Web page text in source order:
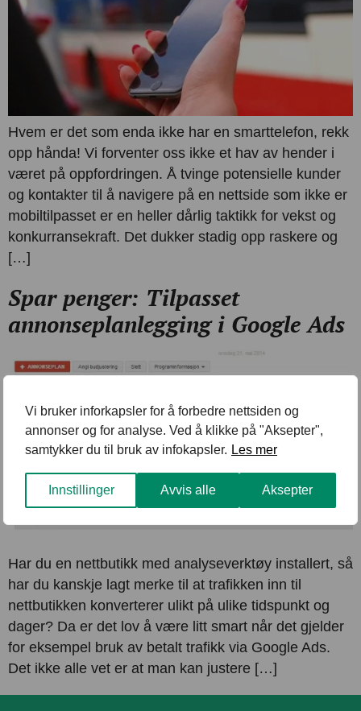
Vi bruker inforkapsler for å forbedre nettsiden og
annonser og for analyse. Ved å klikke på "Aksepter",
samtykker du til bruk av infokapsler. Les mer
Innstillinger Avvis alle Aksepter
Hvem er det som enda ikke har en smarttelefon, rekk
opp hånda! Vi forventer oss ikke et hav av hender i
været på oppfordringen. Å tvinge potensielle kunder
og kontakter til å navigere på en nettside som ikke er
mobiltilpasset er en heller dårlig taktikk for vekst og
konkurransekraft. Det dukker stadig opp raskere og
[…]
Spar penger: Tilpasset
annonseplanlegging i Google Ads
Har du en nettbutikk med analyseverktøy installert, så
har du kanskje lagt merke til at trafikken inn til
nettbutikken konverterer ulikt på ulike tidspunkt og
dager? Da er det lov å være litt smart når det gjelder
for eksempel bruk av betalt trafikk via Google Ads.
Det ikke alle vet er at man kan justere […]